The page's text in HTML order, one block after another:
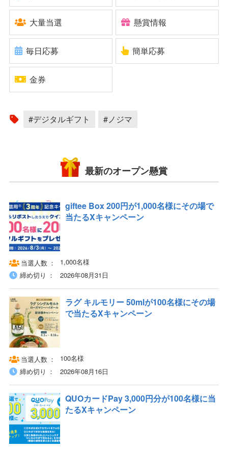
大量当選 懸賞情報
毎日応募 簡単応募
金券
#デジタルギフト #ノジマ
最新のオープン懸賞
giftee Box 200円が1,000名様にその場で
当たるXキャンペーン
当選人数
1,000名様
締め切り
2026年08月31日
ラグ キルモリー 50mlが100名様にその場
で当たるXキャンペーン
当選人数
100名様
締め切り
2026年08月16日
QUOカードPay 3,000円分が100名様に当
たるXキャンペーン